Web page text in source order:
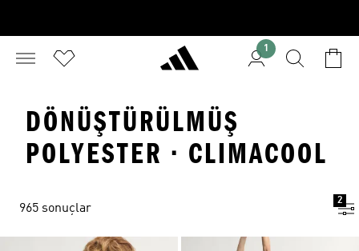
1
DÖNÜŞTÜRÜLMÜŞ
POLYESTER · CLIMACOOL
965 sonuçlar
2